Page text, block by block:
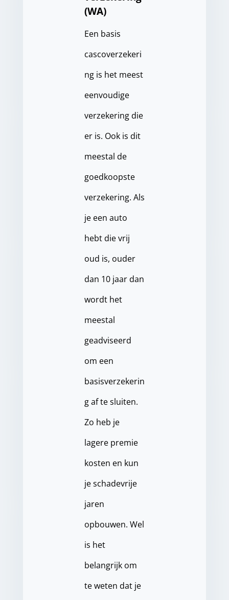
(WA)
Een basis
cascoverzekeri
ng is het meest
eenvoudige
verzekering die
er is. Ook is dit
meestal de
goedkoopste
verzekering. Als
je een auto
hebt die vrij
oud is, ouder
dan 10 jaar dan
wordt het
meestal
geadviseerd
om een
basisverzekerin
g af te sluiten.
Zo heb je
lagere premie
kosten en kun
je schadevrije
jaren
opbouwen. Wel
is het
belangrijk om
te weten dat je